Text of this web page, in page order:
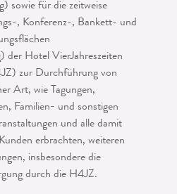
sowie für die zeitweise
, Konferenz-, Bankett- und
der Hotel VierJahreszeiten
zur Durchführung von
Art, wie Tagungen,
Familien- und sonstigen
und alle damit
erbrachten, weiteren
insbesondere die
durch die H4JZ.